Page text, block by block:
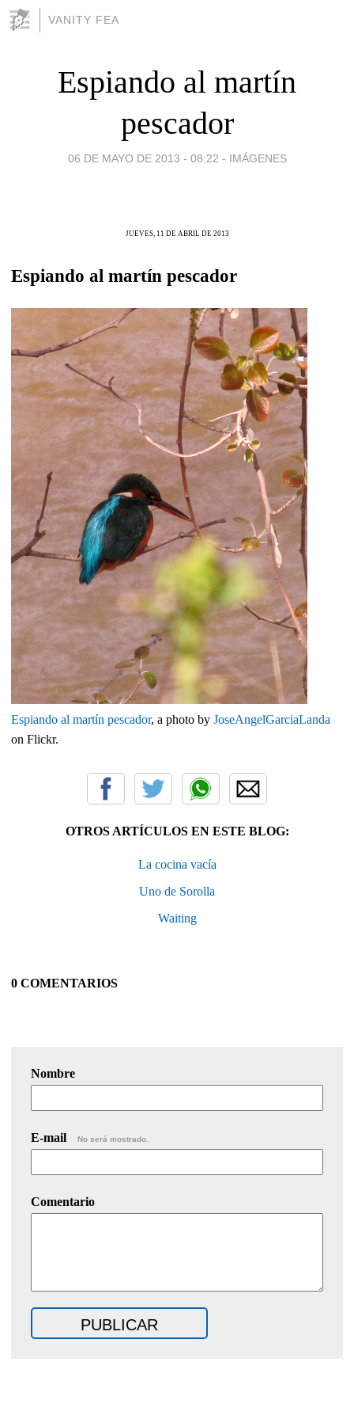
VANITY FEA
Espiando al martín
pescador
06 DE MAYO DE 2013 - 08:22 - IMÁGENES
JUEVES, 11 DE ABRIL DE 2013
Espiando al martín pescador
Espiando al martín pescador, a photo by JoseAngelGarciaLanda
on Flickr.
OTROS ARTÍCULOS EN ESTE BLOG:
La cocina vacía
Uno de Sorolla
Waiting
0 COMENTARIOS
Nombre
E-mail No será mostrado.
Comentario